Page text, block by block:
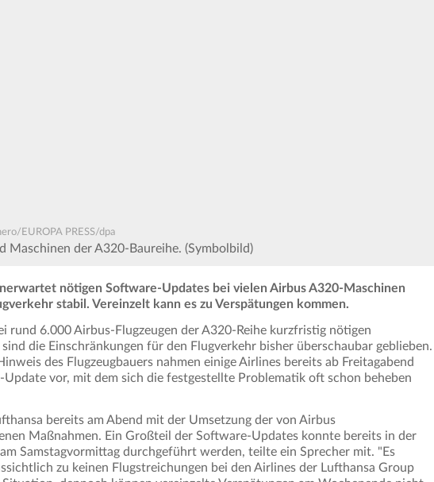
EUROPA PRESS/dpa
Maschinen der A320-Baureihe. (Symbolbild)
nötigen Software-Updates bei vielen Airbus A320-Maschinen
stabil. Vereinzelt kann es zu Verspätungen kommen.
rund 6.000 Airbus-Flugzeugen der A320-Reihe kurzfristig nötigen
die Einschränkungen für den Flugverkehr bisher überschaubar geblieben.
des Flugzeugbauers nahmen einige Airlines bereits ab Freitagabend
Update vor, mit dem sich die festgestellte Problematik oft schon beheben
bereits am Abend mit der Umsetzung der von Airbus
Maßnahmen. Ein Großteil der Software-Updates konnte bereits in der
Samstagvormittag durchgeführt werden, teilte ein Sprecher mit. "Es
zu keinen Flugstreichungen bei den Airlines der Lufthansa Group